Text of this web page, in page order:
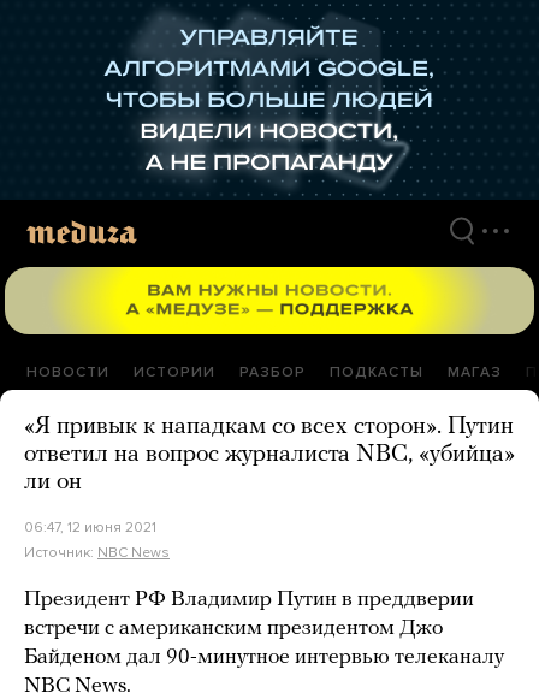
НОВОСТИ ИСТОРИИ РАЗБОР ПОДКАСТЫ МАГАЗ
«Я привык к нападкам со всех сторон». Путин
ответил на вопрос журналиста NBC, «убийца»
ли он
06:47, 12 июня 2021
Источник: NBC News
Президент РФ Владимир Путин в преддверии
встречи с американским президентом Джо
Байденом дал 90-минутное интервью телеканалу
NBC News.